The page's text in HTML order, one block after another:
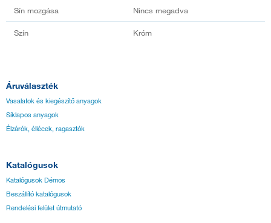
Sín mozgása Nincs megadva
Szín Króm
Áruválaszték
Vasalatok és kiegészítő anyagok
Síklapos anyagok
Élzárók, éllécek, ragasztók
Katalógusok
Katalógusok Démos
Beszállító katalógusok
Rendelési felület útmutató